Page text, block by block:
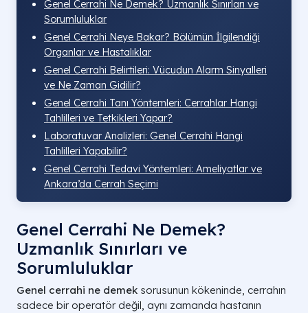
Genel Cerrahi Ne Demek? Uzmanlık Sınırları ve
Sorumluluklar
Genel Cerrahi Neye Bakar? Bölümün İlgilendiği
Organlar ve Hastalıklar
Genel Cerrahi Belirtileri: Vücudun Alarm Sinyalleri
ve Ne Zaman Gidilir?
Genel Cerrahi Tanı Yöntemleri: Cerrahlar Hangi
Tahlilleri ve Tetkikleri Yapar?
Laboratuvar Analizleri: Genel Cerrahi Hangi
Tahlilleri Yapabilir?
Genel Cerrahi Tedavi Yöntemleri: Ameliyatlar ve
Ankara’da Cerrah Seçimi
Genel Cerrahi Ne Demek?
Uzmanlık Sınırları ve
Sorumluluklar
Genel cerrahi ne demek sorusunun kökeninde, cerrahın
sadece bir operatör değil, aynı zamanda hastanın